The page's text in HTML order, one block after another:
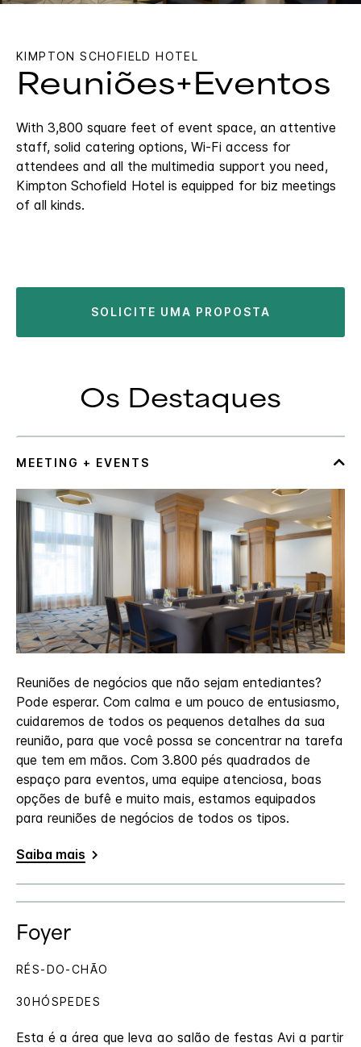
KIMPTON SCHOFIELD HOTEL
Reuniões+Eventos
With 3,800 square feet of event space, an attentive
staff, solid catering options, Wi-Fi access for
attendees and all the multimedia support you need,
Kimpton Schofield Hotel is equipped for biz meetings
of all kinds.
SOLICITE UMA PROPOSTA
Os Destaques
Reuniões de negócios que não sejam entediantes?
Pode esperar. Com calma e um pouco de entusiasmo,
cuidaremos de todos os pequenos detalhes da sua
reunião, para que você possa se concentrar na tarefa
que tem em mãos. Com 3.800 pés quadrados de
espaço para eventos, uma equipe atenciosa, boas
opções de bufê e muito mais, estamos equipados
para reuniões de negócios de todos os tipos.
Saiba mais
Foyer
Esta é a área que leva ao salão de festas Avi a partir
RÉS-DO-CHÃO
30HÓSPEDES